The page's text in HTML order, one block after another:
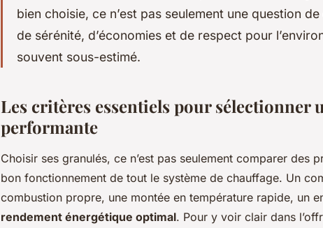
bien choisie, ce n’est pas seulement une question
de sérénité, d’économies et de respect pour
souvent sous-estimé.
Les critères essentiels pour sélectionner
performante
Choisir ses granulés, ce n’est pas seulement comparer des
bon fonctionnement de tout le système de chauffage. Un
combustion propre, une montée en température rapide, un
rendement énergétique optimal. Pour y voir clair dans